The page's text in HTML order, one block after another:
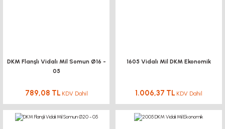
DKM Flanşlı Vidalı Mil Somun Ø16 -
05
789,08 TL KDV Dahil
1605 Vidalı Mil DKM Ekonomik
1.006,37 TL KDV Dahil